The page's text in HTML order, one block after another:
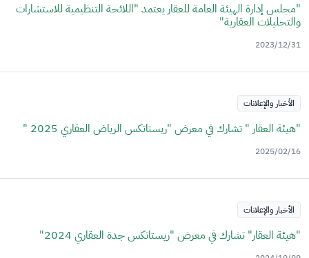
"مجلس إدارة الهيئة العامة للعقار يعتمد "اللائحة التنظيمية للاستشارات
والتحليلات العقارية"
2023/12/31
الأخبار والإعلانات
"هيئة العقار " تشارك في معرض "ريستاتكس الرياض العقاري 2025 "
2025/02/16
الأخبار والإعلانات
"هيئة العقار" تشارك في معرض "ريستاتكس جدة العقاري 2024"